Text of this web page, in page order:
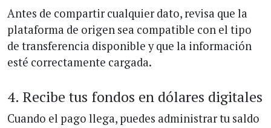
Antes de compartir cualquier dato, revisa que la
plataforma de origen sea compatible con el tipo
de transferencia disponible y que la información
esté correctamente cargada.
4. Recibe tus fondos en dólares digitales
Cuando el pago llega, puedes administrar tu saldo